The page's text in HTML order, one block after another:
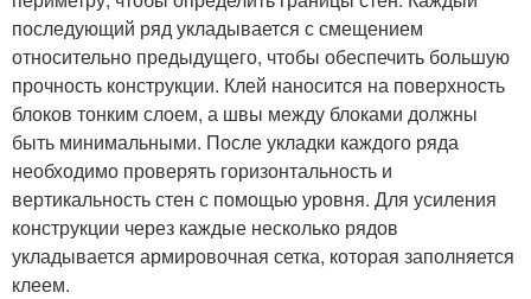
последующий ряд укладывается с смещением
относительно предыдущего, чтобы обеспечить большую
прочность конструкции. Клей наносится на поверхность
блоков тонким слоем, а швы между блоками должны
быть минимальными. После укладки каждого ряда
необходимо проверять горизонтальность и
вертикальность стен с помощью уровня. Для усиления
конструкции через каждые несколько рядов
укладывается армировочная сетка, которая заполняется
клеем.